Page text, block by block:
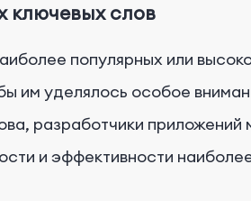
ключевых слов
популярных или
им уделялось особое
разработчики приложений
и эффективности